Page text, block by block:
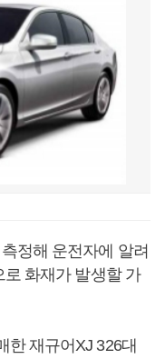
정해 운전자에 알려
화재가 발생할 가
한 재규어XJ 326대